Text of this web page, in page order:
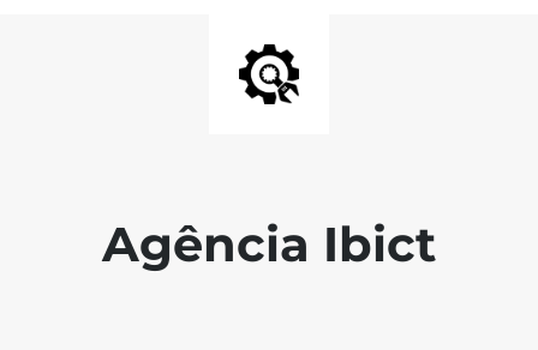
Agência Ibict